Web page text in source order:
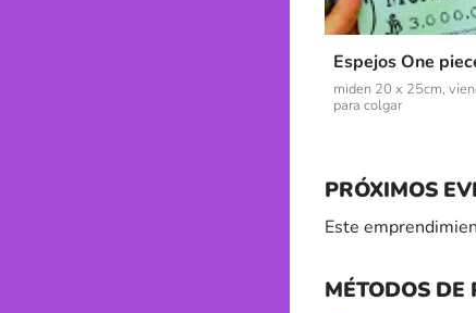
Espejos One
miden 20 x 25cm,
para colgar
PRÓXIMOS
Este
MÉTODOS DE